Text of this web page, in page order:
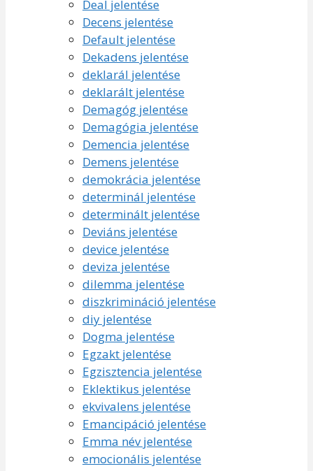
Deal jelentése
Decens jelentése
Default jelentése
Dekadens jelentése
deklarál jelentése
deklarált jelentése
Demagóg jelentése
Demagógia jelentése
Demencia jelentése
Demens jelentése
demokrácia jelentése
determinál jelentése
determinált jelentése
Deviáns jelentése
device jelentése
deviza jelentése
dilemma jelentése
diszkrimináció jelentése
diy jelentése
Dogma jelentése
Egzakt jelentése
Egzisztencia jelentése
Eklektikus jelentése
ekvivalens jelentése
Emancipáció jelentése
Emma név jelentése
emocionális jelentése